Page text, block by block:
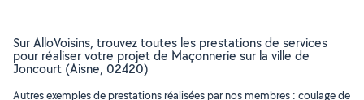
Sur AlloVoisins, trouvez toutes les prestations de services
pour réaliser votre projet de Maçonnerie sur la ville de
Joncourt (Aisne, 02420)
Autres exemples de prestations réalisées par nos membres : coulage de